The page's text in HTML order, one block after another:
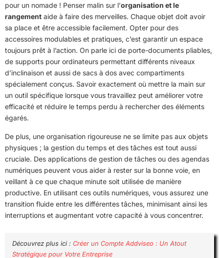
pour un nomade ! Penser malin sur l’organisation et le
rangement aide à faire des merveilles. Chaque objet doit avoir
sa place et être accessible facilement. Opter pour des
accessoires modulables et pratiques, c’est garantir un espace
toujours prêt à l’action. On parle ici de porte-documents pliables,
de supports pour ordinateurs permettant différents niveaux
d’inclinaison et aussi de sacs à dos avec compartiments
spécialement conçus. Savoir exactement où mettre la main sur
un outil spécifique lorsque vous travaillez peut améliorer votre
efficacité et réduire le temps perdu à rechercher des éléments
égarés.
De plus, une organisation rigoureuse ne se limite pas aux objets
physiques ; la gestion du temps et des tâches est tout aussi
cruciale. Des applications de gestion de tâches ou des agendas
numériques peuvent vous aider à rester sur la bonne voie, en
veillant à ce que chaque minute soit utilisée de manière
productive. En utilisant ces outils numériques, vous assurez une
transition fluide entre les différentes tâches, minimisant ainsi les
interruptions et augmentant votre capacité à vous concentrer.
Découvrez plus ici : Créer un Compte Addviseo : Un Atout
Stratégique pour Votre Entreprise